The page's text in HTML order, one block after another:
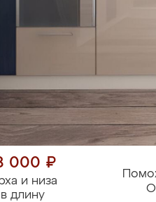
000 ₽
и низа
длину